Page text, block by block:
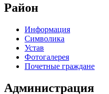
Район
Информация
Символика
Устав
Фотогалерея
Почетные граждане
Администрация